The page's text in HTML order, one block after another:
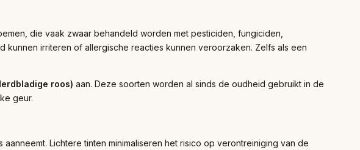
die vaak zwaar behandeld worden met pesticiden, fungiciden,
irriteren of allergische reacties kunnen veroorzaken. Zelfs als een
roos) aan. Deze soorten worden al sinds de oudheid gebruikt in de
geur.
Lichtere tinten minimaliseren het risico op verontreiniging van de